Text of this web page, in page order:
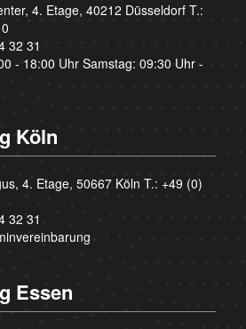
4. Etage, 40212 Düsseldorf T.:
32 31
- 18:00 Uhr Samstag: 09:30 Uhr -
Köln
4. Etage, 50667 Köln T.: +49 (0)
32 31
Essen